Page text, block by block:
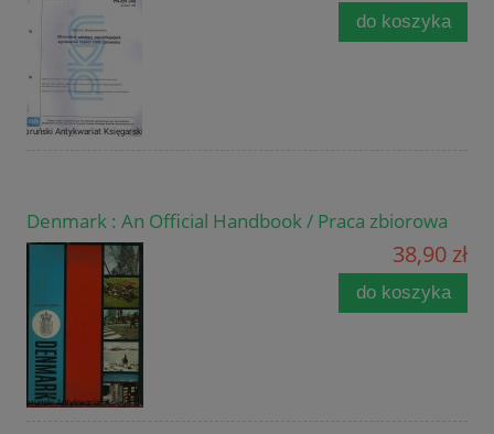
do koszyka
Denmark : An Official Handbook / Praca zbiorowa
38,90 zł
do koszyka